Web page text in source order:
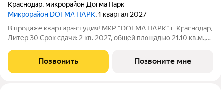
Краснодар, микрорайон Догма Парк
Микрорайон DОГМА ПАРК, 1 квартал 2027
В продаже квартира-студия! МКР "DОГМА ПАРК" г. Краснодар,
Литер 30 Срок сдачи: 2 кв. 2027, общей площадью 21.10 кв.м.,
сочетающий в себе стильную архитектуру современного
города, и настоящий зеленый
Позвонить Позвоните мне